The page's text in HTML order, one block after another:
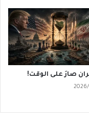
صارَ على الوقت!